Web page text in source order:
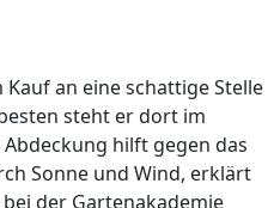
an eine schattige Stelle
steht er dort im
Abdeckung hilft gegen das
Sonne und Wind, erklärt
der Gartenakademie